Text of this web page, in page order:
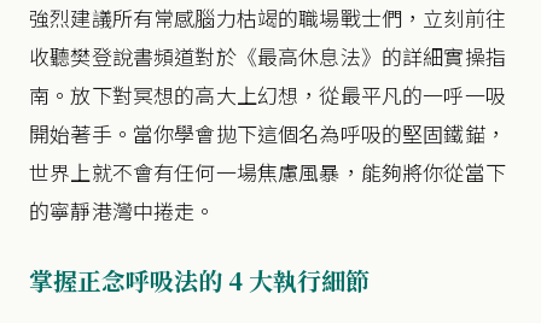
強烈建議所有常感腦力枯竭的職場戰士們，立刻前往
收聽樊登說書頻道對於《最高休息法》的詳細實操指
南。放下對冥想的高大上幻想，從最平凡的一呼一吸
開始著手。當你學會拋下這個名為呼吸的堅固鐵錨，
世界上就不會有任何一場焦慮風暴，能夠將你從當下
的寧靜港灣中捲走。
掌握正念呼吸法的 4 大執行細節